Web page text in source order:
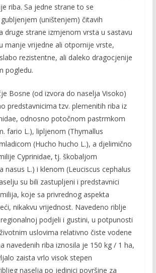
riba. Sa jedne strane to se
(uništenjem) čitavih
druge strane izmjenom vrsta u sa­stavu
manje vrijedne ali otpornije vrste,
rezistentne, ali daleko dragocjenije
pogledu.
Bosne (od izvora do naselja Vi­soko)
predstavnicima tzv. pleme­nitih riba iz
odnosno potočnom pastrmkom
fario L.), lipljenom (Thymallus
(Hucho hucho L.), a djelimično
Cyprinidae, tj. škobaljom
nasus L.) i klenom (Leucis­cus cephalus
su bili zastupljeni i predstavnici
koje sa privrednog aspekta
nikakvu vrijednost. Navedeno riblje
podjeli i gustini, u potpunosti
uslo­vima relativno čiste vodene
navedenih riba iznosila je 150 kg / 1 ha,
zaista vrlo visok stepen
naselja po jedinici površine za